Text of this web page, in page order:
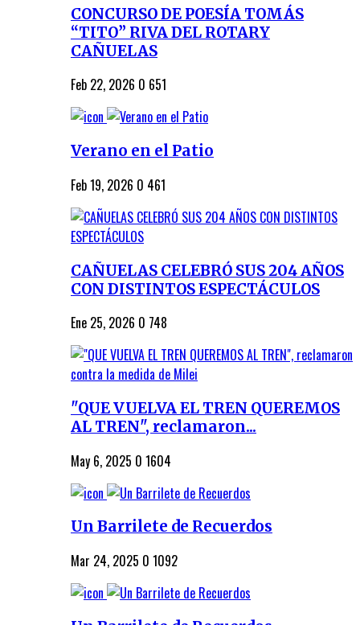
CONCURSO DE POESÍA TOMÁS
“TITO” RIVA DEL ROTARY
CAÑUELAS
Feb 22, 2026 0 651
Verano en el Patio
Feb 19, 2026 0 461
CAÑUELAS CELEBRÓ SUS 204 AÑOS
CON DISTINTOS ESPECTÁCULOS
Ene 25, 2026 0 748
"QUE VUELVA EL TREN QUEREMOS
AL TREN", reclamaron...
May 6, 2025 0 1604
Un Barrilete de Recuerdos
Mar 24, 2025 0 1092